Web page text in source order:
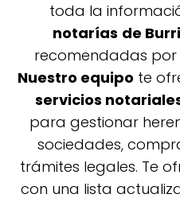
toda la
notarías de
recomendadas por
Nuestro equipo te
servicios
para gestionar
sociedades,
trámites legales. Te
con una lista